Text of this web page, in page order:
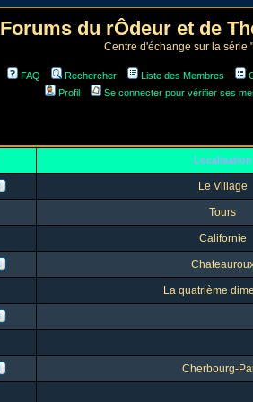
Forums du rÔdeur et de
Centre d'échange sur la série
FAQ Rechercher Liste des Membres
Profil
Se connecter pour vérifier ses
Localisation
Le Village
Tours
Californie
La quatrième
Cherbourg-